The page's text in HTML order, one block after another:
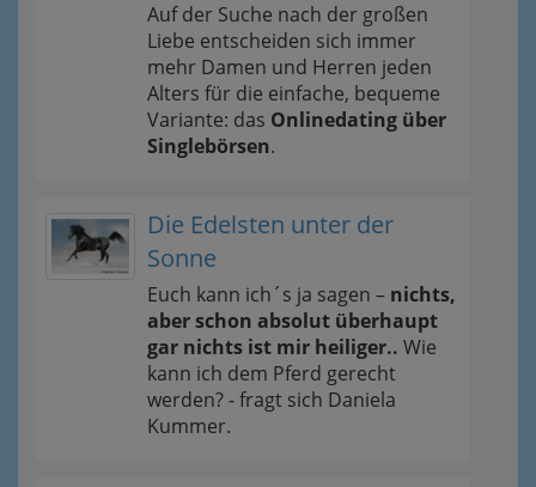
Auf der Suche nach der großen
Liebe entscheiden sich immer
mehr Damen und Herren jeden
Alters für die einfache, bequeme
Variante: das Onlinedating über
Singlebörsen.
Die Edelsten unter der
Sonne
Euch kann ich´s ja sagen – nichts,
aber schon absolut überhaupt
gar nichts ist mir heiliger.. Wie
kann ich dem Pferd gerecht
werden? - fragt sich Daniela
Kummer.